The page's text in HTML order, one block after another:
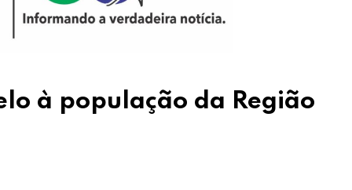
à população da Região